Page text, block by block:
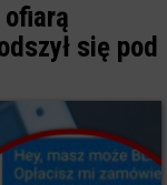
ofiarą
się pod